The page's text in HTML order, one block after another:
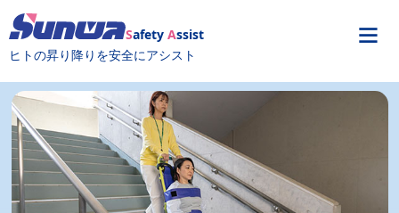
Safety Assist
ヒトの昇り降りを安全にアシスト